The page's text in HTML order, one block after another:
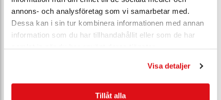
annons- och analysföretag som vi samarbetar med.
Dessa kan i sin tur kombinera informationen med annan
information som du har tillhandahållit eller som de har
Visa detaljer
Tillåt alla
Filterända kod 3
Tätning Viton®